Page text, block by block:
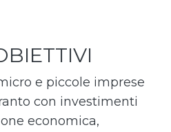
e piccole imprese
con investimenti
economica,